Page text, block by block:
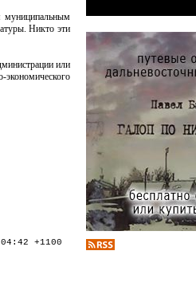
муниципальным
Никто эти
или
+1100